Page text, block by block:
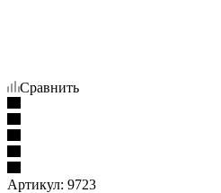
Сравнить
Артикул: 9723